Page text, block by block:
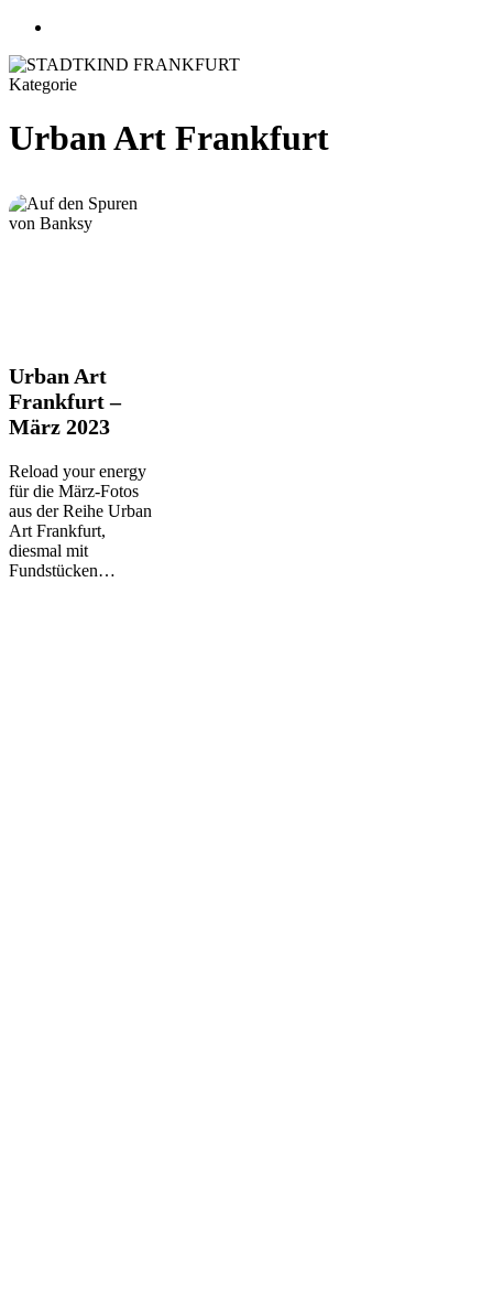
Kategorie
Urban Art Frankfurt
Urban
Art
Frankfurt
–
2023
Urban Art
Frankfurt –
März 2023
Reload your energy
für die März-Fotos
aus der Reihe Urban
Art Frankfurt,
diesmal mit
Fundstücken…